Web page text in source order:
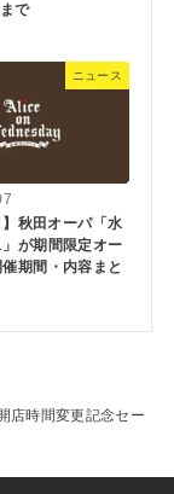
で
ニュース
】秋田オーパ「水
が期間限定オー
期間・内容まと
店時間変更記念セー